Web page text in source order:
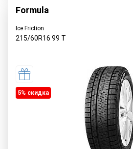
Formula
Ice Friction
215/60R16 99 T
5% cкидка